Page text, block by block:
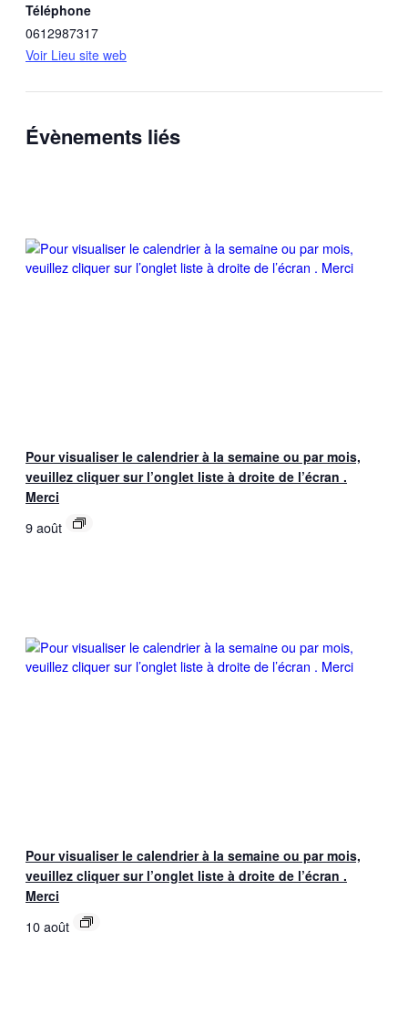
Téléphone
0612987317
Voir Lieu site web
Évènements liés
Pour visualiser le calendrier à la semaine ou par mois,
veuillez cliquer sur l’onglet liste à droite de l’écran .
Merci
9 août
Pour visualiser le calendrier à la semaine ou par mois,
veuillez cliquer sur l’onglet liste à droite de l’écran .
Merci
10 août